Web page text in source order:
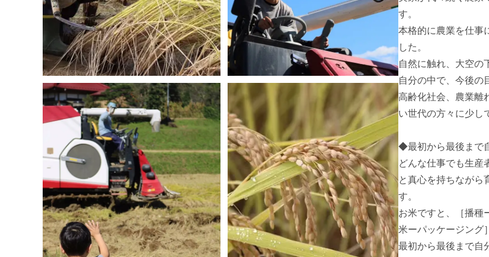
す。
本格的に農業を仕事
した。
自然に触れ、大空の
自分の中で、今後の
高齢化社会、農業離
い世代の方々に少し
◆最初から最後まで
どんな仕事でも生産
と真心を持ちながら
す。
お米ですと、［播種
米ーパッケージング
最初から最後まで自